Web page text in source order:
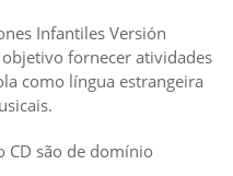
Infantiles Versión
fornecer atividades
como língua estrangeira
CD são de domínio